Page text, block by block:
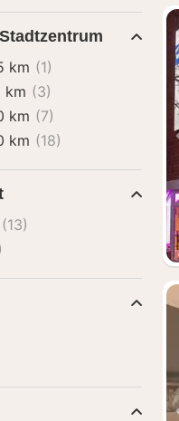
km (1)
km (3)
km (7)
km (18)
(13)